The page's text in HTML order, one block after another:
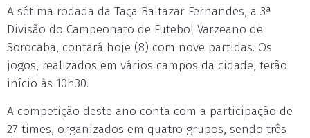
A sétima rodada da Taça Baltazar Fernandes, a 3ª
Divisão do Campeonato de Futebol Varzeano de
Sorocaba, contará hoje (8) com nove partidas. Os
jogos, realizados em vários campos da cidade, terão
início às 10h30.
A competição deste ano conta com a participação de
27 times, organizados em quatro grupos, sendo três